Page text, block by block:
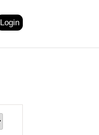
Login